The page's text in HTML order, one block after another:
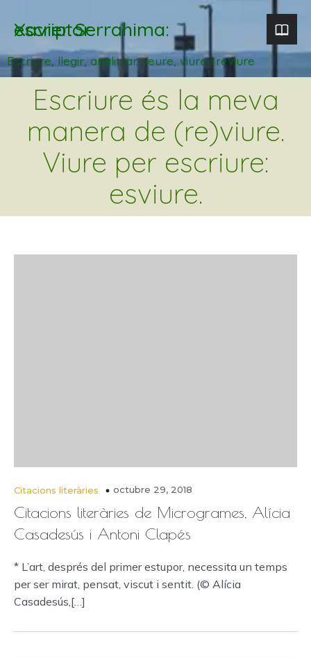
Xavier Serrahima: escriptor
Escriure, llegir, analitzar. veure, viure i reviure
Escriure és la meva
manera de (re)viure.
Viure per escriure:
esviure.
Citacions literàries octubre 29, 2018
Citacions literàries de Microgrames, Alícia
Casadesús i Antoni Clapés
* L’art, després del primer estupor, necessita un temps
per ser mirat, pensat, viscut i sentit. (© Alícia
Casadesús,[…]